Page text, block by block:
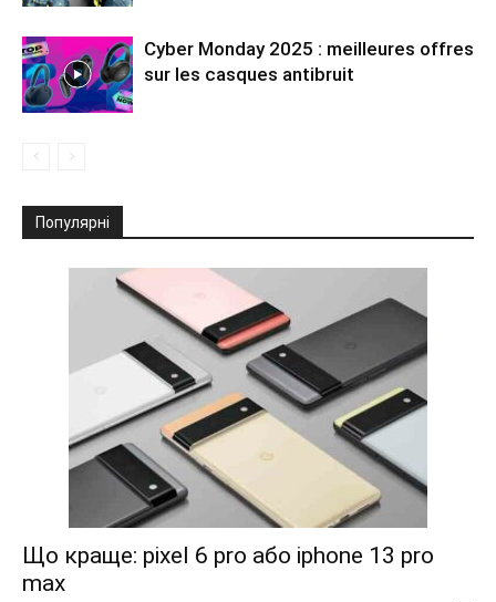
Cyber ​​Monday 2025 : meilleures offres
sur les casques antibruit
Популярні
Що краще: pixel 6 pro або iphone 13 pro
max